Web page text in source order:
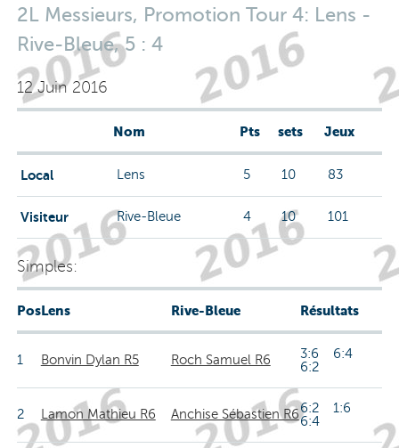
2L Messieurs, Promotion Tour 4: Lens -
Rive-Bleue, 5 : 4
12 Juin 2016
Nom Pts sets Jeux
Local Lens 5 10 83
Visiteur Rive-Bleue 4 10 101
Simples:
PosLens Rive-Bleue Résultats
1 Bonvin Dylan R5 Roch Samuel R6
3:6 6:4
6:2
2 Lamon Mathieu R6 Anchise Sébastien R66:2 1:6
6:4